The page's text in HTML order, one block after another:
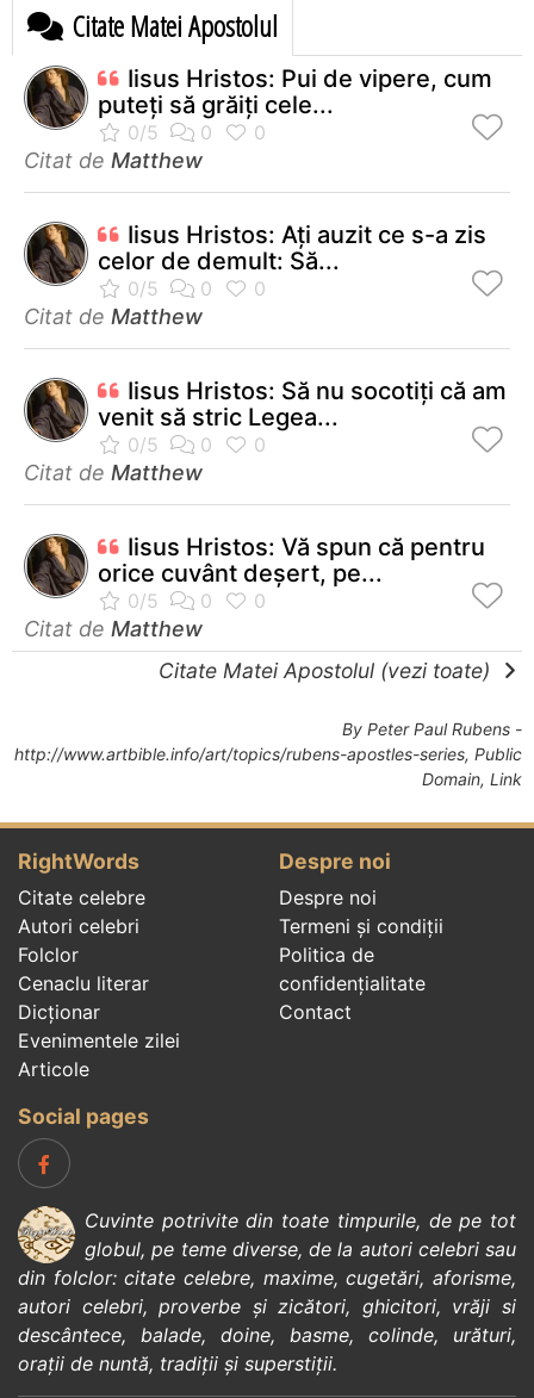
Citate Matei Apostolul
Iisus Hristos: Pui de vipere, cum
puteţi să grăiţi cele...
Citat de Matthew
Iisus Hristos: Aţi auzit ce s-a zis
celor de demult: Să...
Citat de Matthew
Iisus Hristos: Să nu socotiţi că am
venit să stric Legea...
Citat de Matthew
Iisus Hristos: Vă spun că pentru
orice cuvânt deşert, pe...
Citat de Matthew
Citate Matei Apostolul (vezi toate)
By Peter Paul Rubens -
http://www.artbible.info/art/topics/rubens-apostles-series, Public
Domain, Link
RightWords
Citate celebre
Autori celebri
Folclor
Cenaclu literar
Dicționar
Evenimentele zilei
Articole
Despre noi
Despre noi
Termeni și condiții
Politica de
confidenţialitate
Contact
Social pages
Cuvinte potrivite din toate timpurile, de pe tot
globul, pe teme diverse, de la autori celebrisau
din folclor:citate celebre, maxime,cugetări,aforisme,
autori celebri,proverbe și zicători, ghicitori, vrăji si
descântece, balade, doine, basme, colinde, urături,
orații de nuntă, tradiții și superstiții.